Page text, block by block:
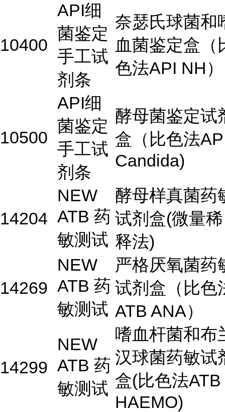
10400
API细
菌鉴定
手工试
剂条
奈瑟氏球菌和
血菌鉴定盒（
色法API NH）
10500
API细
菌鉴定
手工试
剂条
酵母菌鉴定试
盒（比色法
Candida)
14204
NEW
ATB 药
敏测试
酵母样真菌药
试剂盒(微量稀
释法)
14269
NEW
ATB 药
敏测试
严格厌氧菌药
试剂盒（比色
ATB ANA）
14299
NEW
ATB 药
敏测试
嗜血杆菌和布
汉球菌药敏试
盒(比色法ATB
HAEMO)